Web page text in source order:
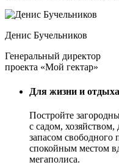
Денис Бучельников
Генеральный директор
проекта «Мой гектар»
Для жизни и отдыха
Постройте
с садом,
запасом свободного
спокойным местом
мегаполиса.